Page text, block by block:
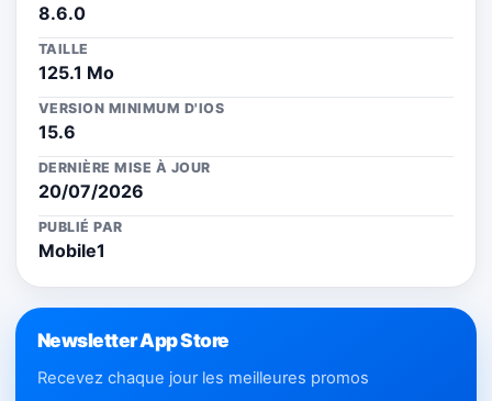
8.6.0
TAILLE
125.1 Mo
VERSION MINIMUM D'IOS
15.6
DERNIÈRE MISE À JOUR
20/07/2026
PUBLIÉ PAR
Mobile1
Newsletter App Store
Recevez chaque jour les meilleures promos